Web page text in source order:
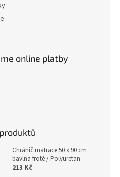
online platby
Chránič matrace 50 x 90 cm
bavlna froté / Polyuretan
213 Kč